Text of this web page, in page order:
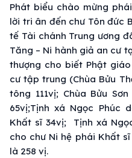
Phát biểu chào mừng
lời tri ân đến chư Tôn đức
tế Tài chánh Trung ương
Tăng – Ni hành giả an cư
thượng cho biết Phật
cư tập trung (Chùa Bửu
tông 111vị; Chùa Bửu
65vị;Tịnh xá Ngọc Phúc
Khất sĩ 34vị; Tịnh xá
cho chư Ni hệ phái Khất
là 258 vị.